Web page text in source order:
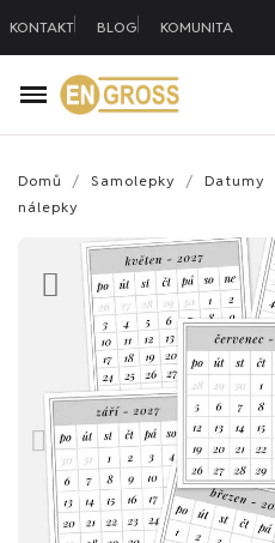
KONTAKT BLOG KOMUNITA
Domů Samolepky Datumy
nálepky